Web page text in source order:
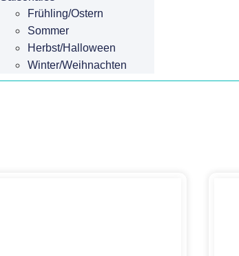
Frühling/Ostern
Sommer
Herbst/Halloween
Winter/Weihnachten